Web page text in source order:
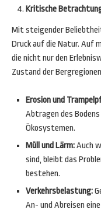
Kritische
Mit steigender
Druck auf die Natur. Auf
die nicht nur den
Zustand der
Erosion und
Abtragen des
Ökosystemen.
Müll und Lärm:Auch
sind, bleibt das
bestehen.
Verkehrsbelastung:
An- und Abreisen